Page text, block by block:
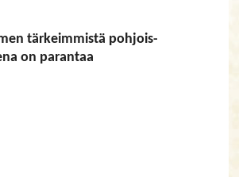
tärkeimmistä pohjois-
on parantaa